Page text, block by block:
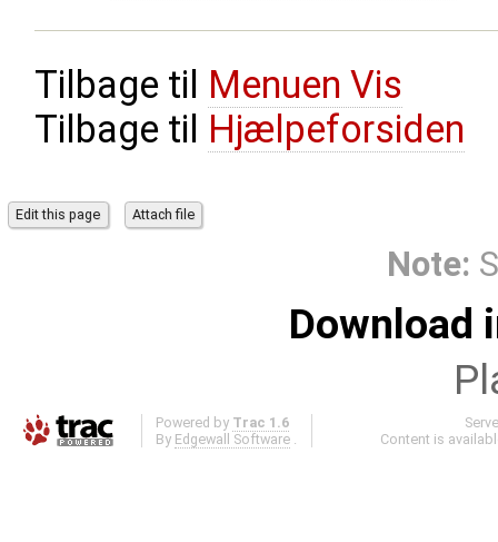
Tilbage til Menuen Vis
Tilbage til Hjælpeforsiden
Note:
Download
Powered by Trac 1.6
By Edgewall Software .
Content is